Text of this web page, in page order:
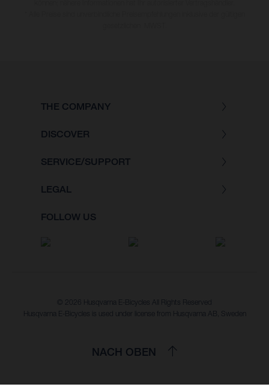
THE COMPANY
DISCOVER
SERVICE/SUPPORT
LEGAL
FOLLOW US
© 2026 Husqvarna E-Bicycles All Rights Reserved
Husqvarna E-Bicycles is used under license from Husqvarna AB, Sweden
NACH OBEN